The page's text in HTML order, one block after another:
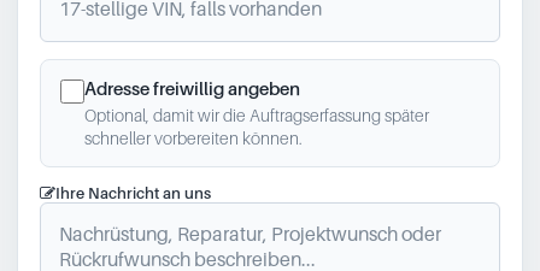
Adresse freiwillig angeben
Optional, damit wir die Auftragserfassung später
schneller vorbereiten können.
Ihre Nachricht an uns